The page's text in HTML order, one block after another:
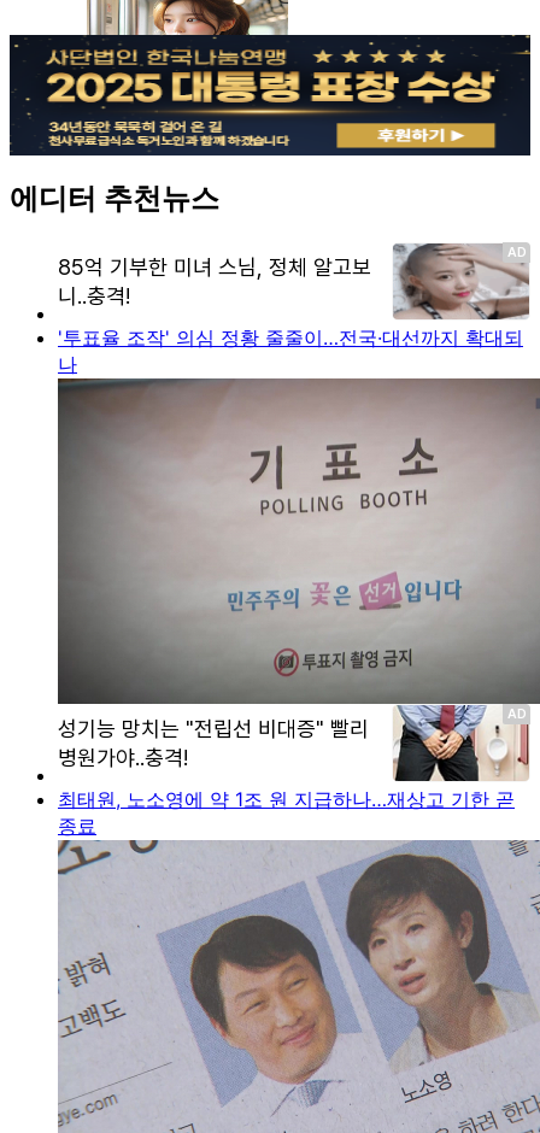
에디터 추천뉴스
'투표율 조작' 의심 정황 줄줄이…전국·대선까지 확대되
나
최태원, 노소영에 약 1조 원 지급하나…재상고 기한 곧
종료